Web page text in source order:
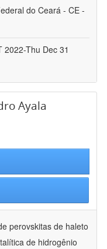
do Ceará - CE -
2022-Thu Dec 31
Ayala
perovskitas de haleto
de hidrogênio